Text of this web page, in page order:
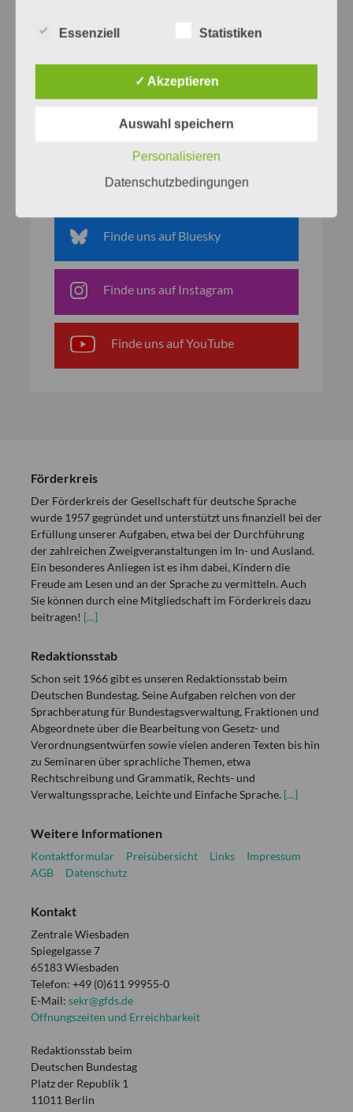
Finde uns auf Facebook
Finde uns auf Bluesky
Finde uns auf Instagram
Finde uns auf YouTube
Förderkreis
Der Förderkreis der Gesellschaft für deutsche Sprache
wurde 1957 gegründet und unterstützt uns finanziell bei der
Erfüllung unserer Aufgaben, etwa bei der Durchführung
der zahlreichen Zweigveranstaltungen im In- und Ausland.
Ein besonderes Anliegen ist es ihm dabei, Kindern die
Freude am Lesen und an der Sprache zu vermitteln. Auch
Sie können durch eine Mitgliedschaft im Förderkreis dazu
beitragen! […]
Redaktionsstab
Schon seit 1966 gibt es unseren Redaktionsstab beim
Deutschen Bundestag. Seine Aufgaben reichen von der
Sprachberatung für Bundestagsverwaltung, Fraktionen und
Abgeordnete über die Bearbeitung von Gesetz- und
Verordnungsentwürfen sowie vielen anderen Texten bis hin
zu Seminaren über sprachliche Themen, etwa
Rechtschreibung und Grammatik, Rechts- und
Verwaltungssprache, Leichte und Einfache Sprache. […]
Weitere Informationen
Kontaktformular Preisübersicht Links
Impressum
AGB
Datenschutz
Kontakt
Zentrale Wiesbaden
Spiegelgasse 7
65183 Wiesbaden
Telefon: +49 (0)611 99955-0
E-Mail: sekr@gfds.de
Öffnungszeiten und Erreichbarkeit
Redaktionsstab beim
Deutschen Bundestag
Platz der Republik 1
11011 Berlin
Essenziell Statistiken
✓ Akzeptieren
Auswahl speichern
Personalisieren
Datenschutzbedingungen